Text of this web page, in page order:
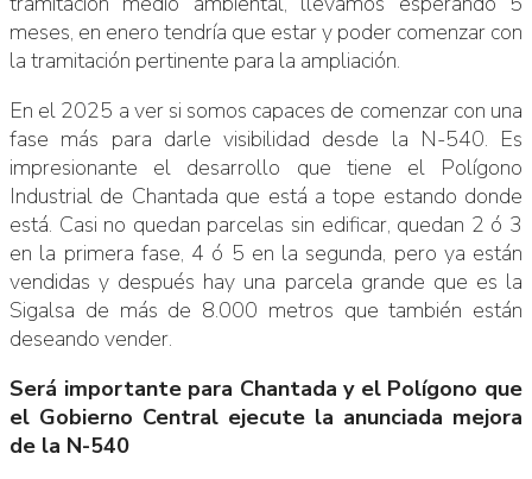
meses, en enero tendría que estar y poder comenzar con
la tramitación pertinente para la ampliación.
En el 2025 a ver si somos capaces de comenzar con una
fase más para darle visibilidad desde la N-540. Es
impresionante el desarrollo que tiene el Polígono
Industrial de Chantada que está a tope estando donde
está. Casi no quedan parcelas sin edificar, quedan 2 ó 3
en la primera fase, 4 ó 5 en la segunda, pero ya están
vendidas y después hay una parcela grande que es la
Sigalsa de más de 8.000 metros que también están
deseando vender.
Será importante para Chantada y el Polígono que
el Gobierno Central ejecute la anunciada mejora
de la N-540